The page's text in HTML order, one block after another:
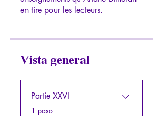
Vista general
Partie XXVI
.1 paso